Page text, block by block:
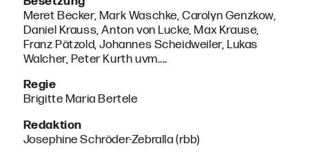
Meret Becker, Mark Waschke, Carolyn Genzkow,
Daniel Krauss, Anton von Lucke, Max Krause,
Franz Pätzold, Johannes Scheidweiler, Lukas
Walcher, Peter Kurth uvm....
Regie
Brigitte Maria Bertele
Redaktion
Josephine Schröder-Zebralla (rbb)